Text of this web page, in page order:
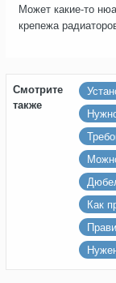
Может какие-то
крепежа
Смотрите
также
Как